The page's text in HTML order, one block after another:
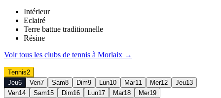
Intérieur
Eclairé
Terre battue traditionnelle
Résine
Voir tous les clubs de tennis à Morlaix →
Tennis2
Jeu6 Ven7 Sam8 Dim9 Lun10 Mar11 Mer12 Jeu13
Ven14 Sam15 Dim16 Lun17 Mar18 Mer19